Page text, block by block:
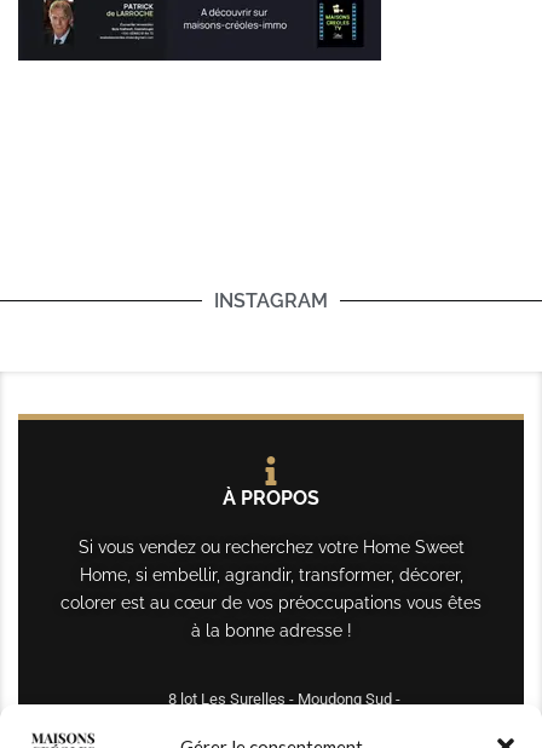
INSTAGRAM
À PROPOS
Si vous vendez ou recherchez votre Home Sweet
Home, si embellir, agrandir, transformer, décorer,
colorer est au cœur de vos préoccupations vous êtes
à la bonne adresse !
8 lot Les Surelles - Moudong Sud -